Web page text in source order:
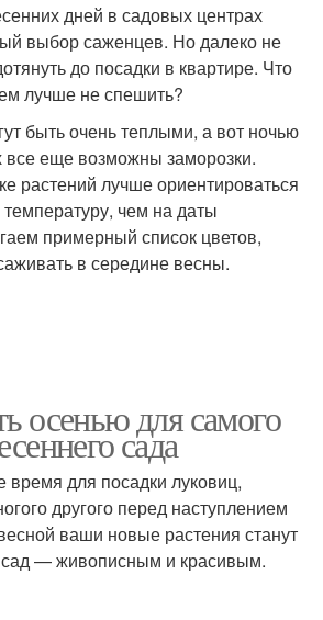
дней в садовых центрах
выбор саженцев. Но далеко не
до посадки в квартире. Что
лучше не спешить?
быть очень теплыми, а вот ночью
все еще возможны заморозки.
растений лучше ориентироваться
чем на даты
примерный список цветов,
в середине весны.
осенью для самого
сада
для посадки луковиц,
другого перед наступлением
ваши новые растения станут
— живописным и красивым.